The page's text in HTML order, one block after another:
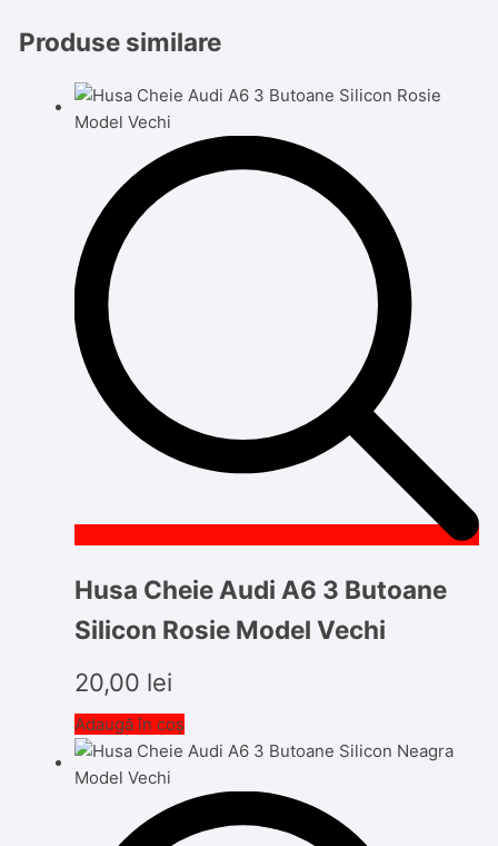
Produse similare
Husa Cheie Audi A6 3 Butoane
Silicon Rosie Model Vechi
20,00 lei
Adaugă în coș